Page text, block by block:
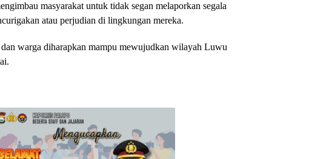
masyarakat untuk tidak segan melaporkan segala
atau perjudian di lingkungan mereka.
warga diharapkan mampu mewujudkan wilayah Luwu